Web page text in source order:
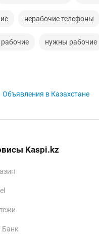
нерабочие телефоны
рабочие нужны рабочие
Объявления в Казахстане
Kaspi.kz
Банк